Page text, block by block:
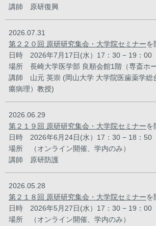
講師 原研復興
2026.07.31
第２２０回 原研研究集会・大学院セミナーを
日時 2026年7月17日(水）17：30 − 19：00
場所 長崎大学医学部 良順会館1階（専斎ホー
講師 山元 英崇 (岡山大学 大学院医歯薬学総
瘍病理）教授)
2026.06.29
第２１９回 原研研究集会・大学院セミナーを
日時 2026年6月24日(水）17：30 − 18：50
場所 （オンライン開催、学内のみ）
講師 原研防護
2026.05.28
第２１８回 原研研究集会・大学院セミナーを
日時 2026年5月27日(水）17：30 − 19：00
場所 （オンライン開催、学内のみ）